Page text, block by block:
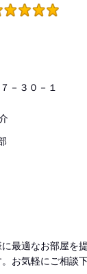
－３０－１
最適なお部屋を
お気軽にご相談下